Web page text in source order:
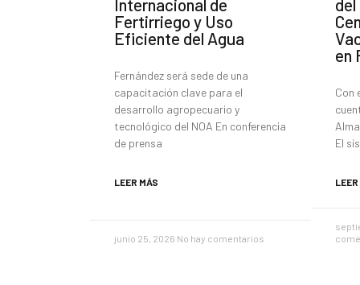
Internacional de
Fertirriego y Uso
Eficiente del Agua
Fernández será sede de una
capacitación clave para el
desarrollo agropecuario y
tecnológico del NOA En conferencia
de prensa
LEER MÁS
junio 25, 2026 No hay comentarios
en
Con
El
LEER